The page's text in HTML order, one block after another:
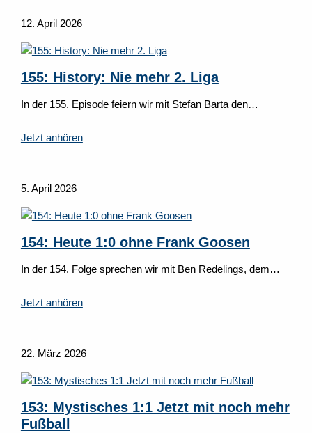
12. April 2026
155: History: Nie mehr 2. Liga
In der 155. Episode feiern wir mit Stefan Barta den…
Jetzt anhören
5. April 2026
154: Heute 1:0 ohne Frank Goosen
In der 154. Folge sprechen wir mit Ben Redelings, dem…
Jetzt anhören
22. März 2026
153: Mystisches 1:1 Jetzt mit noch mehr
Fußball